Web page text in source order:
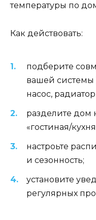
температуры по
Как действовать:
подберите
вашей системы
насос,
разделите дом
«гостиная/
настроьте
и сезонность;
установите
регулярных